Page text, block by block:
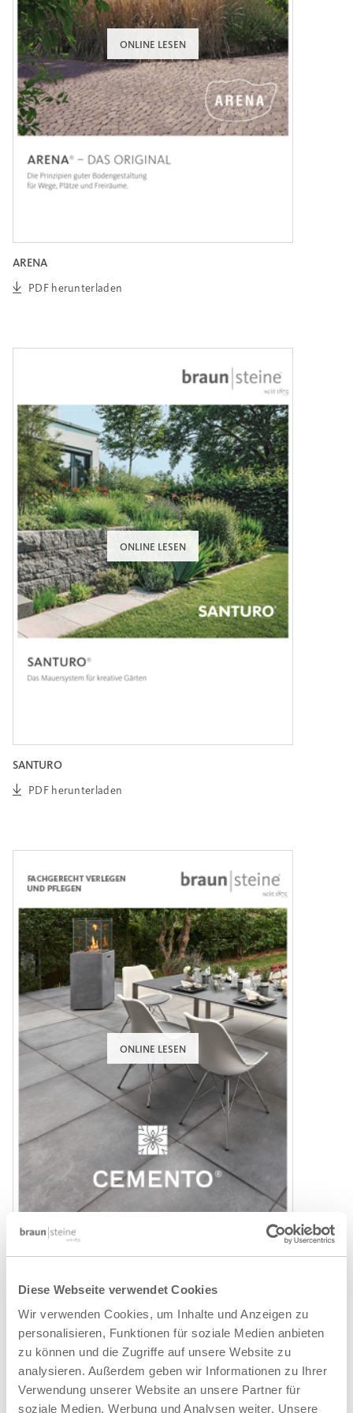
Diese Webseite verwendet Cookies
Wir verwenden Cookies, um Inhalte und Anzeigen zu
personalisieren, Funktionen für soziale Medien anbieten
zu können und die Zugriffe auf unsere Website zu
analysieren. Außerdem geben wir Informationen zu Ihrer
Verwendung unserer Website an unsere Partner für
soziale Medien, Werbung und Analysen weiter. Unsere
ONLINE LESEN
ARENA
PDF herunterladen
ONLINE LESEN
SANTURO
PDF herunterladen
ONLINE LESEN
PDF herunterladen